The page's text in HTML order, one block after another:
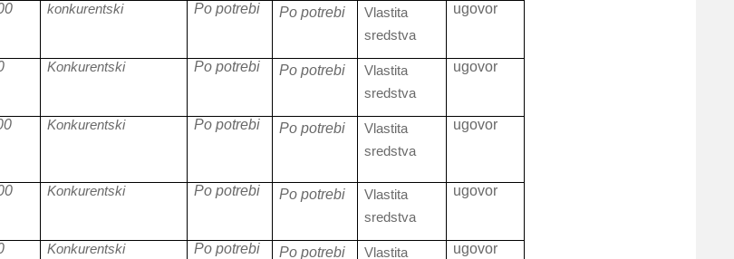
konkurentski Po potrebi Po potrebi
Vlastita
sredstva
ugovor
Konkurentski Po potrebi Po potrebi
Vlastita
sredstva
ugovor
Konkurentski Po potrebi Po potrebi
Vlastita
sredstva
ugovor
Konkurentski Po potrebi Po potrebi
Vlastita
sredstva
ugovor
Konkurentski Po potrebi Po potrebi
Vlastita
ugovor